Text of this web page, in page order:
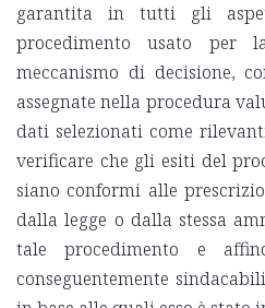
garantita in tutti gli
procedimento usato per
meccanismo di decisione,
assegnate nella procedura
dati selezionati come
verificare che gli esiti del
siano conformi alle
dalla legge o dalla stessa
tale procedimento e
conseguentemente